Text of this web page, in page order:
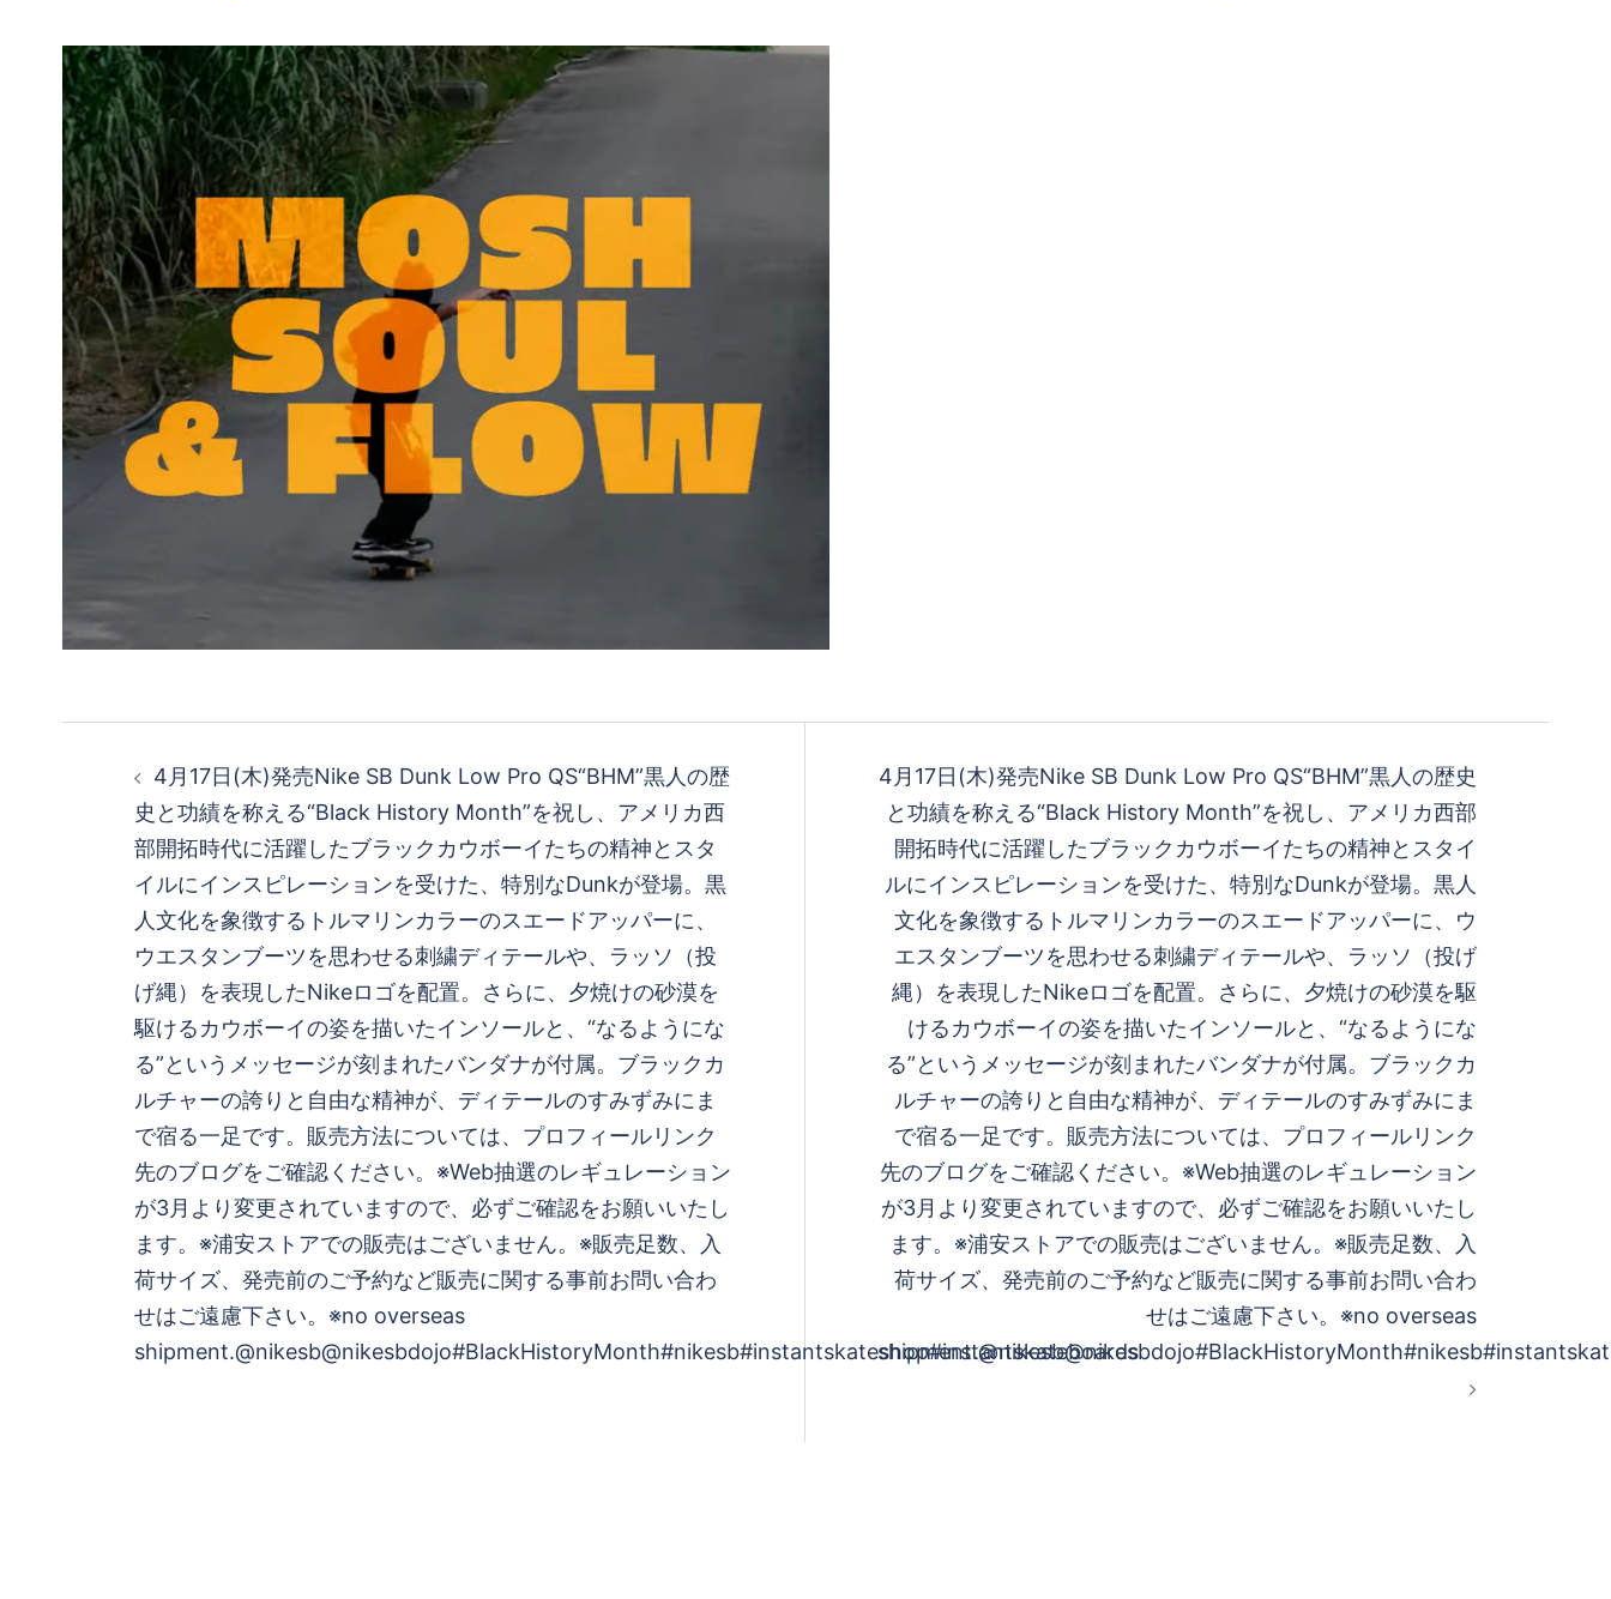
4月17日(木)発売Nike SB Dunk Low Pro QS“BHM”黒人の歴
史と功績を称える“Black History Month”を祝し、アメリカ西
部開拓時代に活躍したブラックカウボーイたちの精神とスタ
イルにインスピレーションを受けた、特別なDunkが登場。黒
人文化を象徴するトルマリンカラーのスエードアッパーに、
ウエスタンブーツを思わせる刺繍ディテールや、ラッソ（投
げ縄）を表現したNikeロゴを配置。さらに、夕焼けの砂漠を
駆けるカウボーイの姿を描いたインソールと、“なるようにな
る”というメッセージが刻まれたバンダナが付属。ブラックカ
ルチャーの誇りと自由な精神が、ディテールのすみずみにま
で宿る一足です。販売方法については、プロフィールリンク
先のブログをご確認ください。※Web抽選のレギュレーション
が3月より変更されていますので、必ずご確認をお願いいたし
ます。※浦安ストアでの販売はございません。※販売足数、入
荷サイズ、発売前のご予約など販売に関する事前お問い合わ
せはご遠慮下さい。※no overseas
shipment.@nikesb@nikesbdojo#BlackHistoryMonth#nikesb#instantskateshop#instantskateboards
4月17日(木)発売Nike SB Dunk Low Pro QS“BHM”黒人の歴史
と功績を称える“Black History Month”を祝し、アメリカ西部
開拓時代に活躍したブラックカウボーイたちの精神とスタイ
ルにインスピレーションを受けた、特別なDunkが登場。黒人
文化を象徴するトルマリンカラーのスエードアッパーに、ウ
エスタンブーツを思わせる刺繍ディテールや、ラッソ（投げ
縄）を表現したNikeロゴを配置。さらに、夕焼けの砂漠を駆
けるカウボーイの姿を描いたインソールと、“なるようにな
る”というメッセージが刻まれたバンダナが付属。ブラックカ
ルチャーの誇りと自由な精神が、ディテールのすみずみにま
で宿る一足です。販売方法については、プロフィールリンク
先のブログをご確認ください。※Web抽選のレギュレーション
が3月より変更されていますので、必ずご確認をお願いいたし
ます。※浦安ストアでの販売はございません。※販売足数、入
荷サイズ、発売前のご予約など販売に関する事前お問い合わ
せはご遠慮下さい。※no overseas